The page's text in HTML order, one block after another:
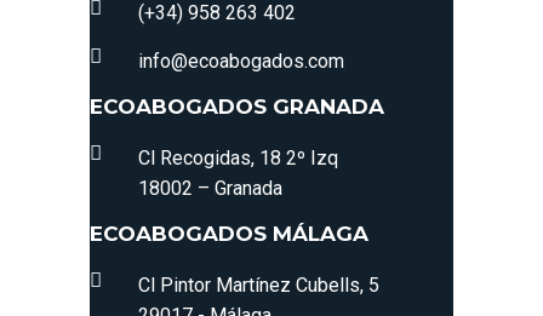
(+34) 958 263 402
info@ecoabogados.com
ECOABOGADOS GRANADA
Cl Recogidas, 18 2º Izq
18002 – Granada
ECOABOGADOS MÁLAGA
Cl Pintor Martínez Cubells, 5